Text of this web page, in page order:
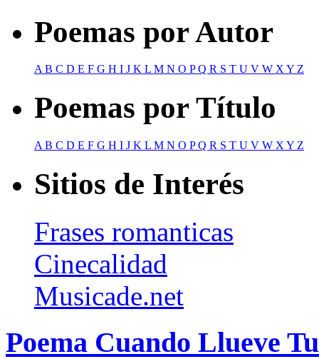
Poemas por Autor
AB C D E F G H I J K L M N O PQ R S T U V W XY Z
Poemas por Título
A B C D E F G H I J K L M N O PQ R S T U V W X Y Z
Sitios de Interés
Frases romanticas
Cinecalidad
Musicade.net
Poema Cuando Llueve